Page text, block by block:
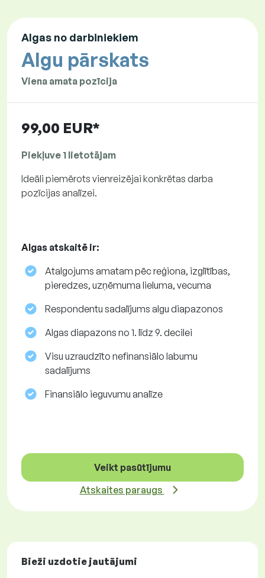
Algas no darbiniekiem
Algu pārskats
Viena amata pozīcija
99,00 EUR*
Piekļuve 1 lietotājam
Ideāli piemērots vienreizējai konkrētas darba
pozīcijas analīzei.
Algas atskaitē ir:
Atalgojums amatam pēc reģiona, izglītības,
pieredzes, uzņēmuma lieluma, vecuma
Respondentu sadalījums algu diapazonos
Algas diapazons no 1. līdz 9. decilei
Visu uzraudzīto nefinansiālo labumu
sadalījums
Finansiālo ieguvumu analīze
Veikt pasūtījumu
Atskaites paraugs
Bieži uzdotie jautājumi